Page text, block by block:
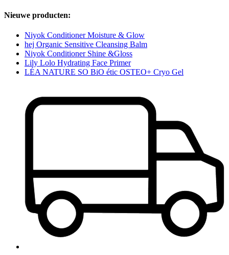
Nieuwe producten:
Niyok Conditioner Moisture & Glow
hej Organic Sensitive Cleansing Balm
Niyok Conditioner Shine &Gloss
Lily Lolo Hydrating Face Primer
LÉA NATURE SO BiO étic OSTEO+ Cryo Gel